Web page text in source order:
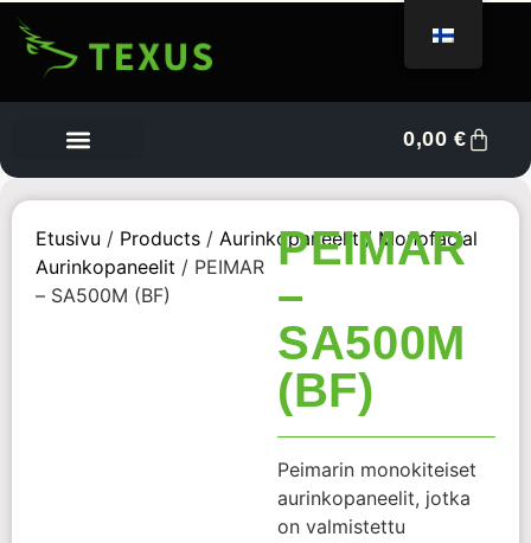
0,00€
Etusivu / Products / Aurinkopaneelit/ Monofacial
Aurinkopaneelit / PEIMAR
– SA500M (BF)
PEIMAR
–
SA500M
(BF)
Peimarin monokiteiset
aurinkopaneelit, jotka
on valmistettu